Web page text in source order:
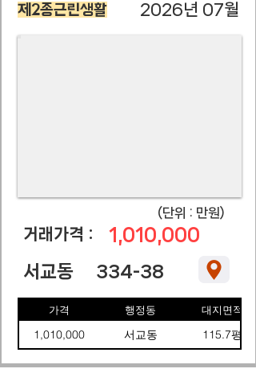
제2종근린생활 2026년 07월
​(단위 : 만원)
​거래가격 : 1,010,000
서교동 334-38
가격 행정동 대지면적
1,010,000 서교동 115.7평